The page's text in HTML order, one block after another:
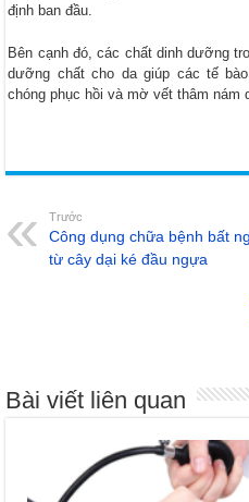
định ban đầu.
Bên cạnh đó, các chất dinh dưỡng
dưỡng chất cho da giúp các tế
chóng phục hồi và mờ vết thâm nám
Trước
Công dụng chữa bệnh bất
từ cây dại ké đầu ngựa
Bài viết liên quan